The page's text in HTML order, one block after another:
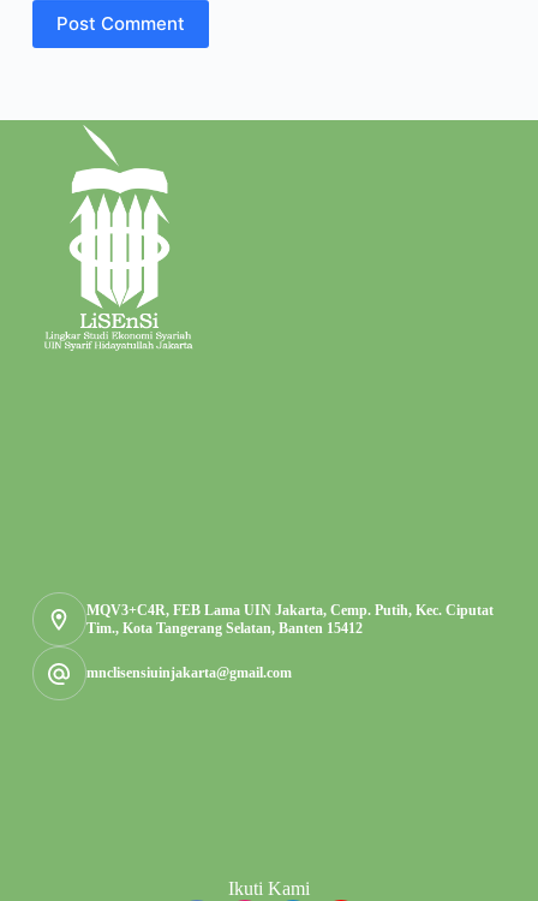
Post Comment
MQV3+C4R, FEB Lama UIN Jakarta, Cemp. Putih, Kec. Ciputat
Tim., Kota Tangerang Selatan, Banten 15412
mnclisensiuinjakarta@gmail.com
Ikuti Kami